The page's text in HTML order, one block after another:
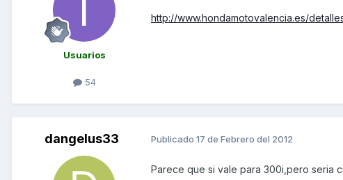
Usuarios
54
http://www.hondamotovalencia.es/
dangelus33 Publicado 17 de Febrero del 2012
Parece que si vale para 300i,pero seria